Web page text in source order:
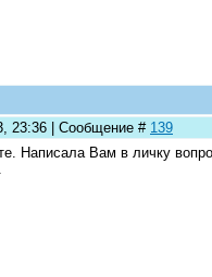
23:36 | Сообщение # 139
Написала Вам в личку